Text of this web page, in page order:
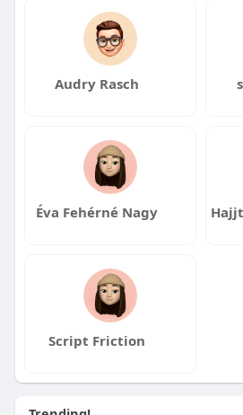
Audry Rasch
Éva Fehérné Nagy
Script Friction